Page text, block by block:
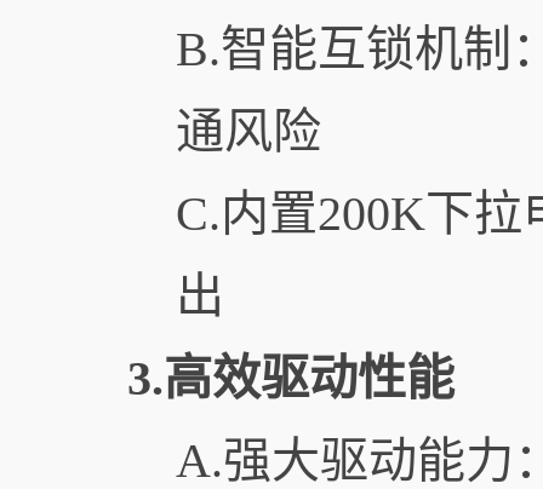
B.智能互锁机制
通风险
C.内置200K下
出
3.高效驱动性能
A.强大驱动能力